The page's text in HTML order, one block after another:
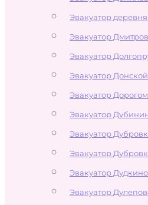
Эвакуатор
Эвакуатор
Эвакуатор
Эвакуатор Донской
Эвакуатор
Эвакуатор
Эвакуатор
Эвакуатор
Эвакуатор Дудкино
Эвакуатор